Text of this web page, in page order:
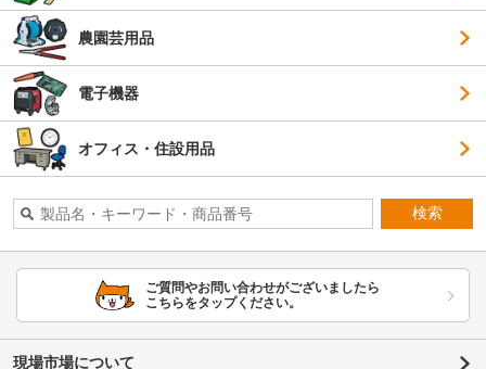
農園芸用品
電子機器
オフィス・住設用品
検索
ご質問やお問い合わせがございましたら
こちらをタップください。
現場市場について